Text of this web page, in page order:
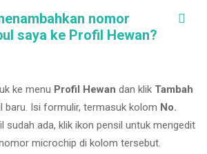
nomor
saya ke Profil Hewan?
ke menu Profil Hewan dan klik Tambah
baru. Isi formulir, termasuk kolom No.
sudah ada, klik ikon pensil untuk mengedit
microchip di kolom tersebut.